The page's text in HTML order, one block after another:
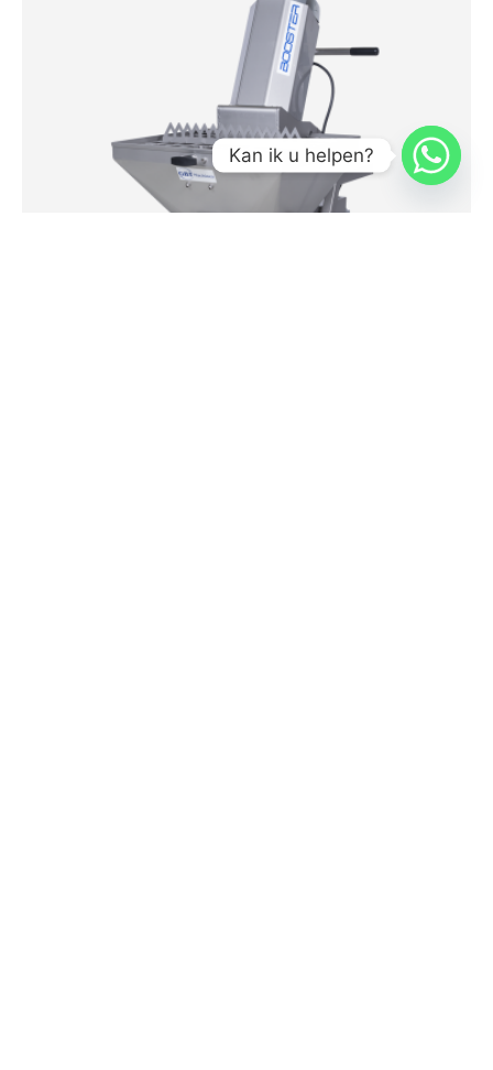
Kan ik u helpen?